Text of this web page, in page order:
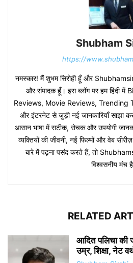
Shubham
https://
नमस्कार! मैं शुभम सिरोही हूँ और
और संपादक हूँ। इस ब्लॉग पर हम हिंदी
Reviews, Movie Reviews, Trending
और इंटरनेट से जुड़ी नई जानकारियाँ साझा
आसान भाषा में सटीक, रोचक और उपयोगी
व्यक्तियों की जीवनी, नई फिल्मों और वेब
बारे में पढ़ना पसंद करते हैं, तो
विश्वसनीय मंच
RELATED
आदित पलिचा
उम्र, शिक्षा, नेट